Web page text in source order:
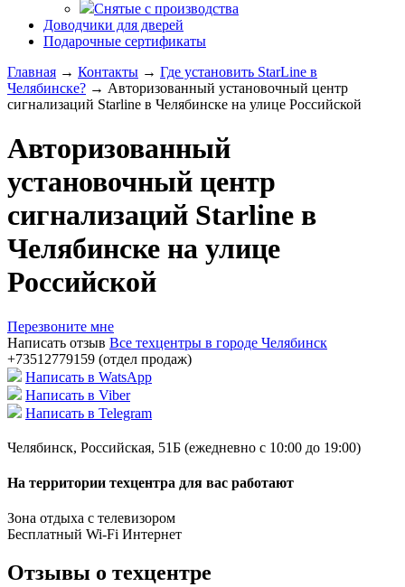
Снятые с производства
Доводчики для дверей
Подарочные сертификаты
Главная → Контакты → Где установить StarLine в
Челябинске? → Авторизованный установочный центр
сигнализаций Starline в Челябинске на улице Российской
Авторизованный
установочный центр
сигнализаций Starline в
Челябинске на улице
Российской
Перезвоните мне
Написать отзыв Все техцентры в городе Челябинск
+73512779159 (отдел продаж)
Написать в WatsApp
Написать в Viber
Написать в Telegram
Челябинск, Российская, 51Б (ежедневно с 10:00 до 19:00)
На территории техцентра для вас работают
Зона отдыха с телевизором
Бесплатный Wi-Fi Интернет
Отзывы о техцентре